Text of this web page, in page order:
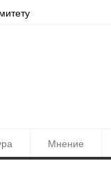
Локация должна
Мнение